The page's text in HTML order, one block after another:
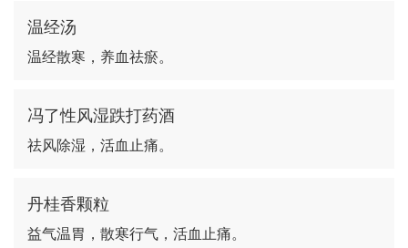
温经汤
温经散寒，养血祛瘀。
冯了性风湿跌打药酒
祛风除湿，活血止痛。
丹桂香颗粒
益气温胃，散寒行气，活血止痛。